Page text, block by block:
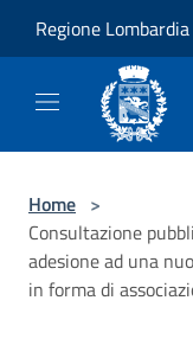
Regione Lombardia
Home >
Consultazione
adesione ad una
in forma di